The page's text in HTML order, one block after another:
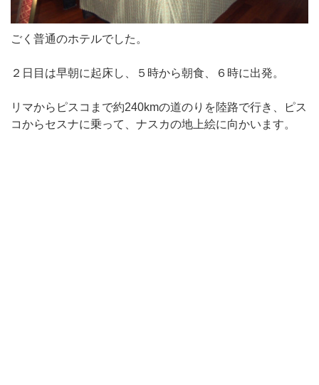
ごく普通のホテルでした。
２日目は早朝に起床し、５時から朝食、６時に出発。
リマからピスコまで約240kmの道のりを陸路で行き、ピス
コからセスナに乗って、ナスカの地上絵に向かいます。